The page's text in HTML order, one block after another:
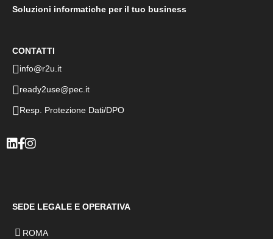
Soluzioni informatiche per il tuo business
CONTATTI
info@r2u.it
ready2use@pec.it
Resp. Protezione Dati/DPO
SEDE LEGALE E OPERATIVA
ROMA